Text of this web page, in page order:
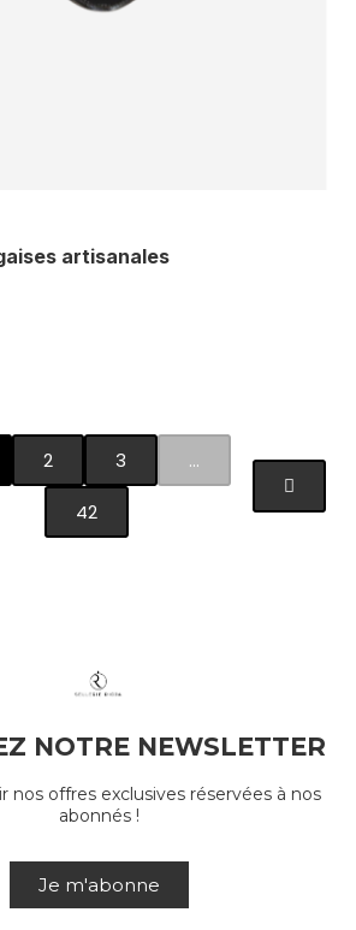
artisanales
2 3 …
42
NOTRE NEWSLETTER
nos offres exclusives réservées à nos
abonnés !
Je m'abonne